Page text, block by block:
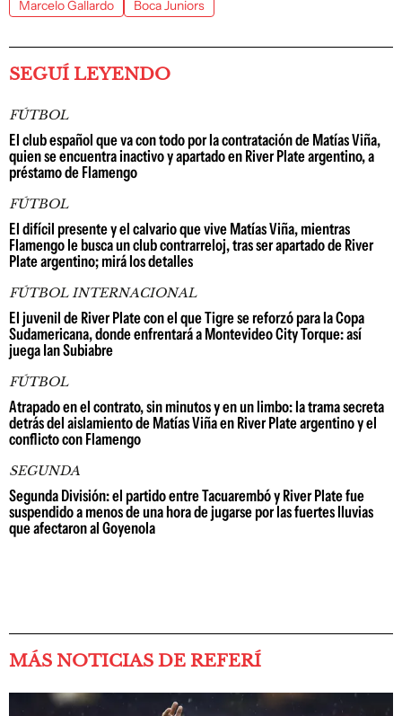
Marcelo Gallardo Boca Juniors
SEGUÍ LEYENDO
FÚTBOL
El club español que va con todo por la contratación de Matías Viña,
quien se encuentra inactivo y apartado en River Plate argentino, a
préstamo de Flamengo
FÚTBOL
El difícil presente y el calvario que vive Matías Viña, mientras
Flamengo le busca un club contrarreloj, tras ser apartado de River
Plate argentino; mirá los detalles
FÚTBOL INTERNACIONAL
El juvenil de River Plate con el que Tigre se reforzó para la Copa
Sudamericana, donde enfrentará a Montevideo City Torque: así
juega Ian Subiabre
FÚTBOL
Atrapado en el contrato, sin minutos y en un limbo: la trama secreta
detrás del aislamiento de Matías Viña en River Plate argentino y el
conflicto con Flamengo
SEGUNDA
Segunda División: el partido entre Tacuarembó y River Plate fue
suspendido a menos de una hora de jugarse por las fuertes lluvias
que afectaron al Goyenola
MÁS NOTICIAS DE REFERÍ